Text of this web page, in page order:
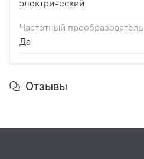
электрический
Частотный преобразователь
Да
Отзывы